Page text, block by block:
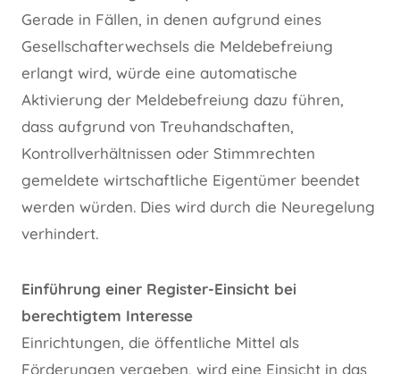
Gerade in Fällen, in denen aufgrund eines
Gesellschafterwechsels die Meldebefreiung
erlangt wird, würde eine automatische
Aktivierung der Meldebefreiung dazu führen,
dass aufgrund von Treuhandschaften,
Kontrollverhältnissen oder Stimmrechten
gemeldete wirtschaftliche Eigentümer beendet
werden würden. Dies wird durch die Neuregelung
verhindert.
Einführung einer Register-Einsicht bei
berechtigtem Interesse
Einrichtungen, die öffentliche Mittel als
Förderungen vergeben, wird eine Einsicht in das